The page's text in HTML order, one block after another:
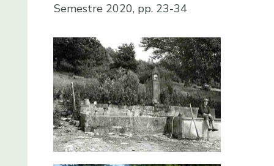
Semestre 2020, pp. 23-34